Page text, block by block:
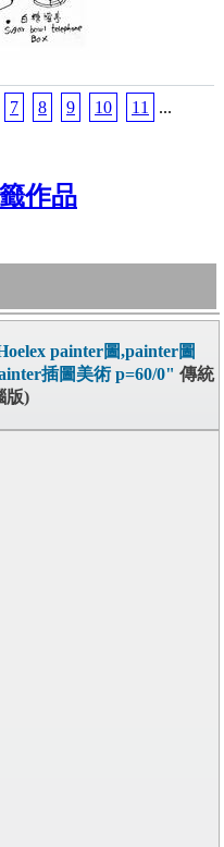
7 8 9 10 11
...
作品
painter圖,painter圖
插圖美術 p=60/0" 傳統
版)